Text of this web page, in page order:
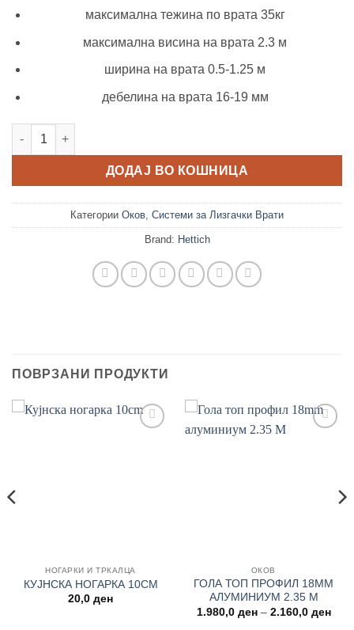
максимална тежина по врата 35кг
максимална висина на врата 2.3 м
ширина на врата 0.5-1.25 м
дебелина на врата 16-19 мм
Сет Top Line M за 2 врати количина
ДОДАЈ ВО КОШНИЦА
Категории Оков Системи за Лизгачки Врати
Brand: Hettich
ПОВРЗАНИ ПРОДУКТИ
НОГАРКИ И ТРКАЛЦА
КУЈНСКА НОГАРКА 10CM
20,0 ден
ОКОВ
ГОЛА ТОП ПРОФИЛ 18MM
АЛУМИНИУМ 2.35 М
1.980,0 ден – 2.160,0 ден